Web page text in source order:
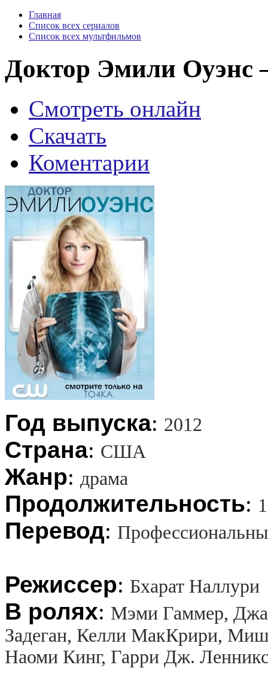
Главная
Список всех сериалов
Список всех мультфильмов
Доктор Эмили Оуэнс
Смотреть онлайн
Скачать
Коментарии
Год выпуска: 2012
Страна: США
Жанр: драма
Продолжительность:
Перевод:
Режиссер: Бхарат Наллури
В ролях: Мэми Гаммер,
Задеган, Келли МакКрири,
Наоми Кинг, Гарри Дж.